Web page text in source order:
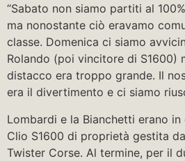
“Sabato non siamo partiti al
ma nonostante ciò eravamo
classe. Domenica ci siamo
Rolando (poi vincitore di S1600)
distacco era troppo grande. Il
era il divertimento e ci siamo
Lombardi e la Bianchetti erano in
Clio S1600 di proprietà gestita
Twister Corse. Al termine, per il